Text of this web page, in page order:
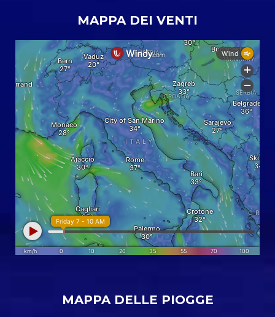
MAPPA DEI VENTI
MAPPA DELLE PIOGGE